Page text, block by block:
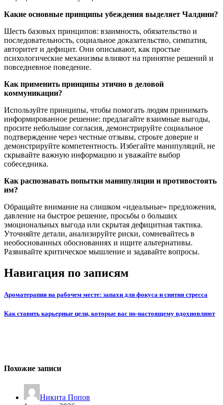
Какие основные принципы убеждения выделяет Чалдини?
Шесть базовых принципов: взаимность, обязательство и
последовательность, социальное доказательство, симпатия,
авторитет и дефицит. Они описывают, как простые
психологические механизмы влияют на принятие решений и
повседневное поведение.
Как применить принципы этично в деловой
коммуникации?
Используйте принципы, чтобы помогать людям принимать
информированное решение: предлагайте взаимные выгоды,
просите небольшие согласия, демонстрируйте социальное
подтверждение через честные отзывы, строьте доверие и
демонстрируйте компетентность. Избегайте манипуляций, не
скрывайте важную информацию и уважайте выбор
собеседника.
Как распознавать попытки манипуляции и противостоять
им?
Обращайте внимание на слишком «идеальные» предложения,
давление на быстрое решение, просьбы о больших
эмоциональных выгода или скрытая дефицитная тактика.
Уточняйте детали, анализируйте риски, сомневайтесь в
необоснованных обоснованиях и ищите альтернативы.
Развивайте критическое мышление и задавайте вопросы.
Навигация по записям
Ароматерапия на рабочем месте: запахи для фокуса и снятия стресса
Как ставить карьерные цели, которые вас по-настоящему вдохновляют
Похожие записи
Никита Попов